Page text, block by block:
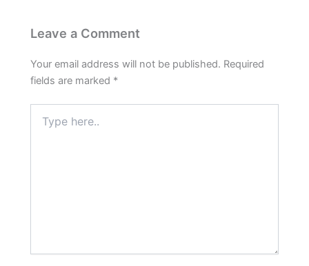
Leave a Comment
Your email address will not be published. Required
fields are marked *
here..